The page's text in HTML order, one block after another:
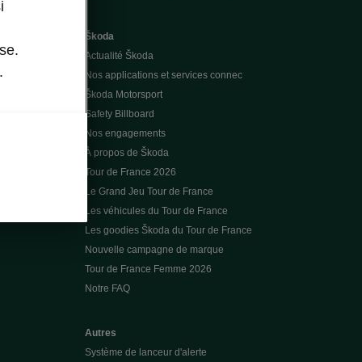
Škoda
Actualité Škoda
Nos applications et services connec
Škoda Motorsport
Safety Billboard
Nos engagements
À propos de Škoda
Tour de France 2026
Le Grand Jeu Tour de France
Les véhicules du Tour de France
Les goodies Škoda du Tour de France
Nouvelle campagne de marque
Tour de France Femme 2026
Notre FAQ
Autres
Système de lanceur d'alerte